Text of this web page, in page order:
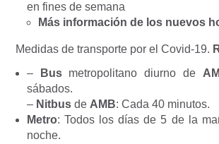
en fines de semana
Más información de los nuevos
Medidas de transporte por el Covid-19.
–
Busmetropolitano diurno de
sábados.
– Nitbus de AMB: Cada 40 minutos.
Metro: Todos los días de 5 de la
noche.